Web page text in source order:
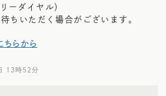
ダイヤル）
ちいただく場合がございます。
らから
13時52分